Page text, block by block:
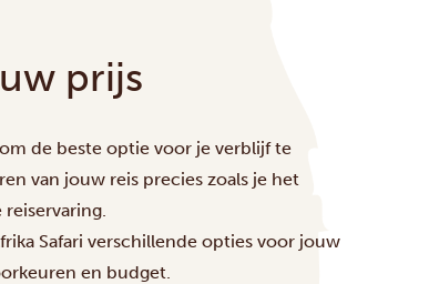
prijs
de beste optie voor je verblijf te
van jouw reis precies zoals je het
Safari verschillende opties voor jouw
en budget.